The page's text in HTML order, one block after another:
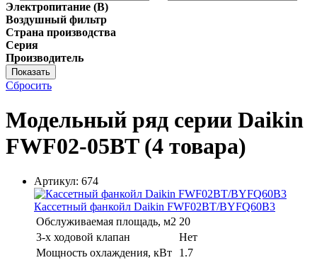
Электропитание (В)
Воздушный фильтр
Страна производства
Серия
Производитель
Показать
Сбросить
Модельный ряд серии Daikin
FWF02-05BT(4 товара)
Артикул: 674
Кассетный фанкойл Daikin FWF02BT/BYFQ60B3
Обслуживаемая площадь, м2 20
3-х ходовой клапан
Нет
Мощность охлаждения, кВт
1.7